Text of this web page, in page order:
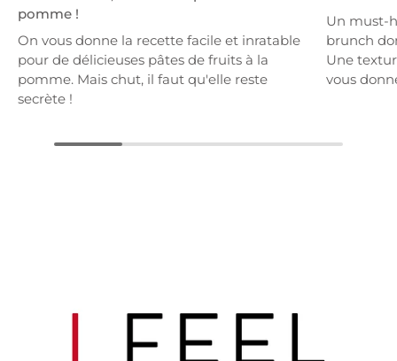
pomme !
On vous donne la recette facile et inratable
pour de délicieuses pâtes de fruits à la
pomme. Mais chut, il faut qu'elle reste
secrète !
Un must-
brunch
Une
vous